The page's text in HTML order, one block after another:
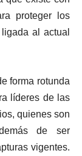
proteger los
al actual
forma rotunda
líderes de las
quienes son
de ser
vigentes.